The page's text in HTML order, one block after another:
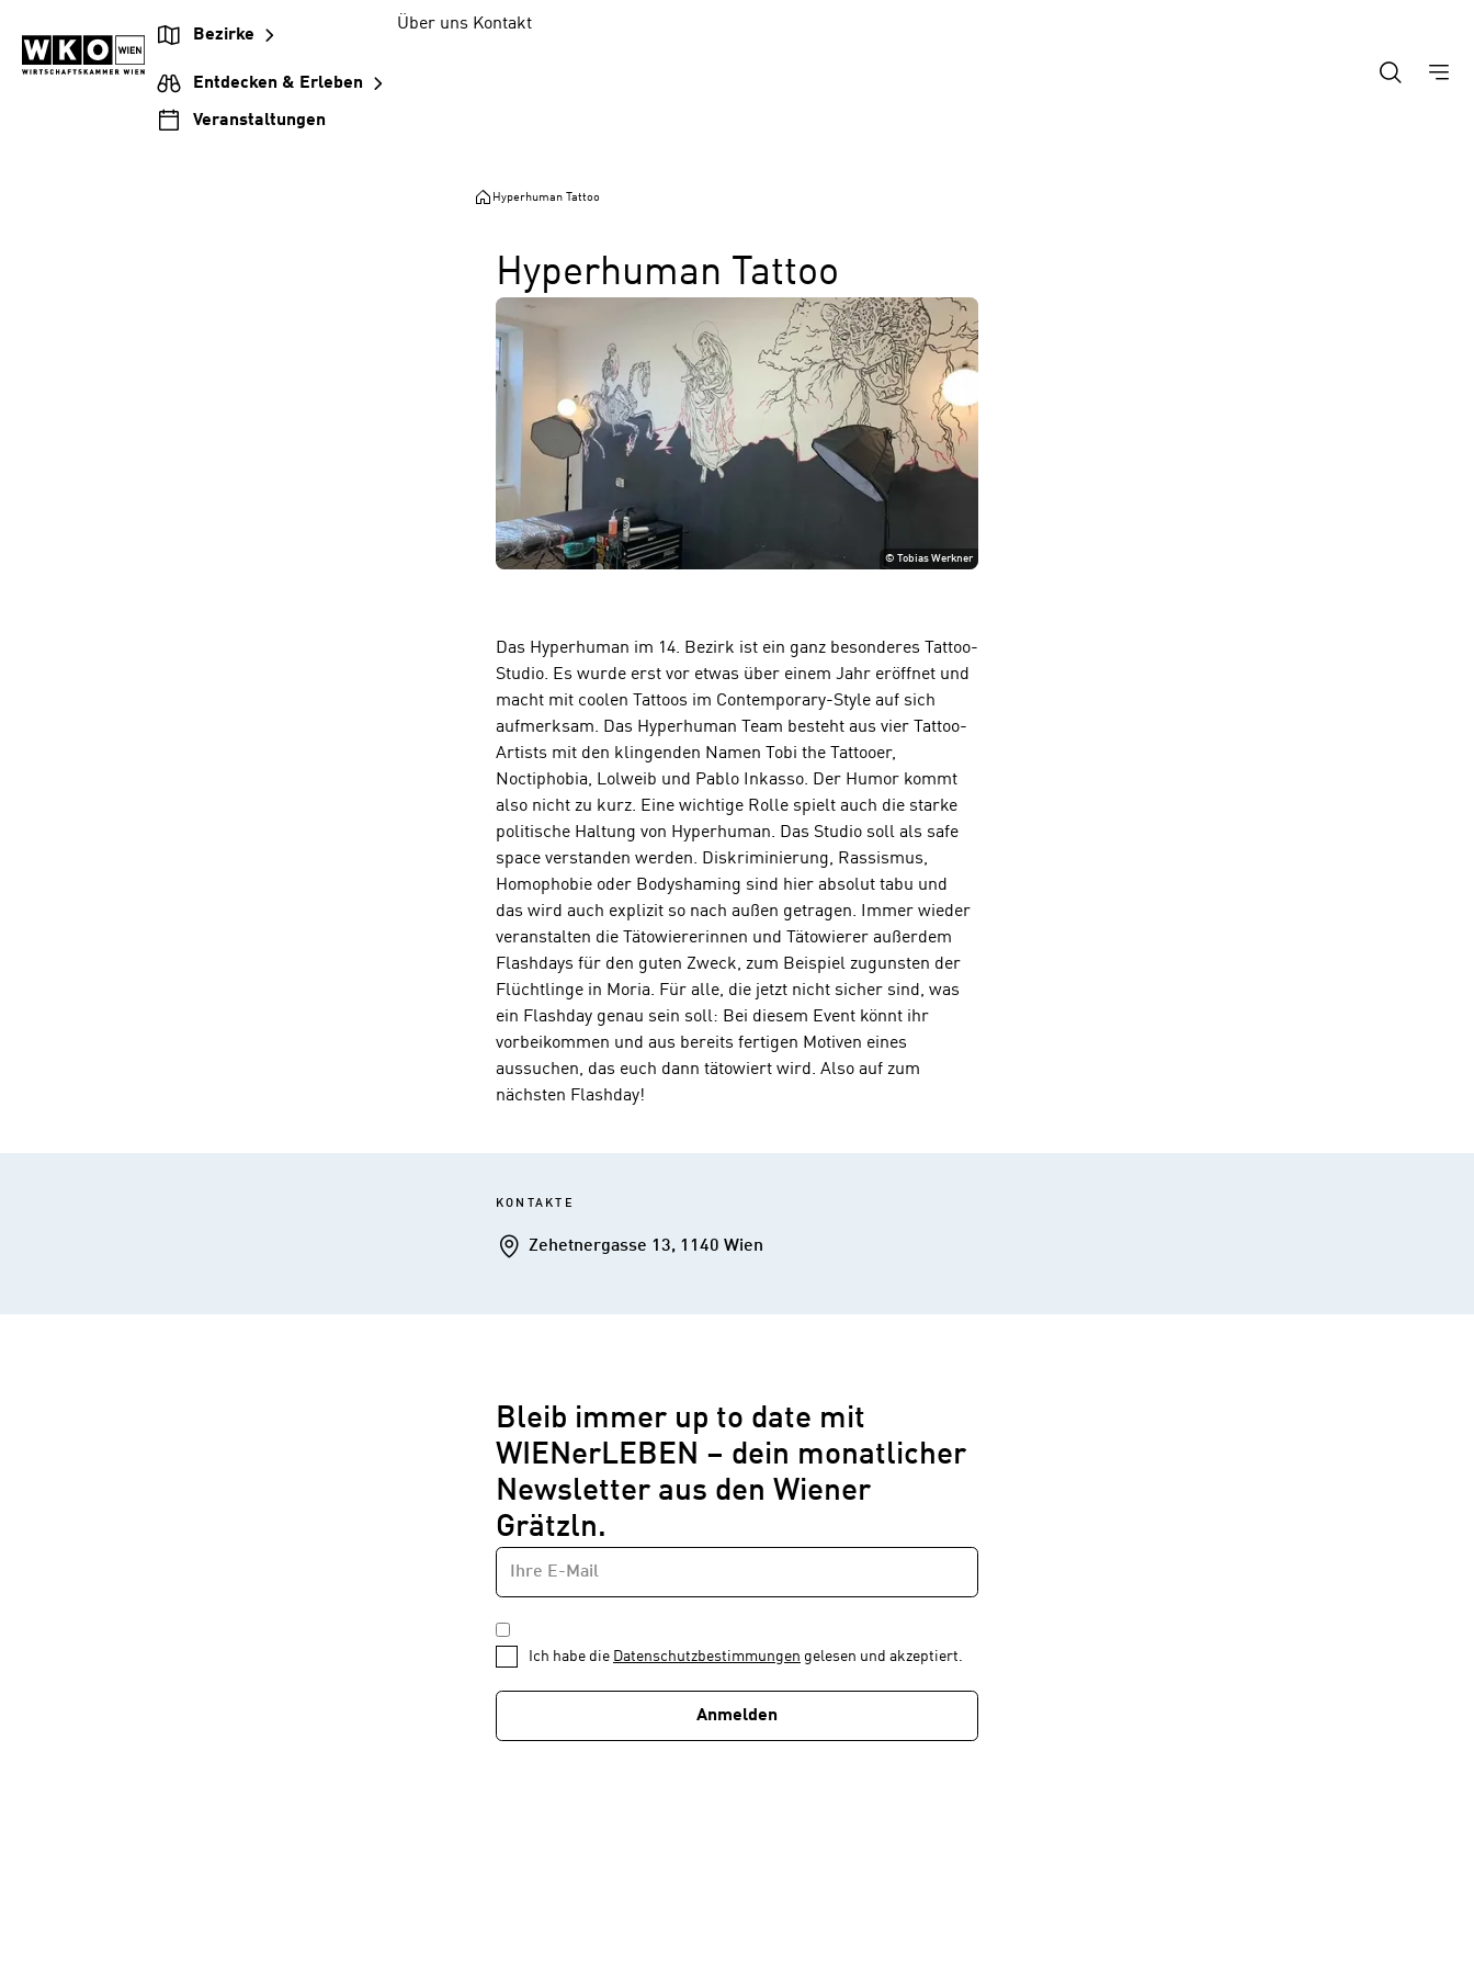
Inhalt
springen
Hauptnavigation
springen
Footer
springen
Bezirke
Entdecken & Erleben
Veranstaltungen
Über uns Kontakt
Hyperhuman Tattoo
Hyperhuman Tattoo
©Tobias Werkner
Das Hyperhuman im 14. Bezirk ist ein ganz besonderes Tattoo-
Studio. Es wurde erst vor etwas über einem Jahr eröffnet und
macht mit coolen Tattoos im Contemporary-Style auf sich
aufmerksam. Das Hyperhuman Team besteht aus vier Tattoo-
Artists mit den klingenden Namen Tobi the Tattooer,
Noctiphobia, Lolweib und Pablo Inkasso. Der Humor kommt
also nicht zu kurz. Eine wichtige Rolle spielt auch die starke
politische Haltung von Hyperhuman. Das Studio soll als safe
space verstanden werden. Diskriminierung, Rassismus,
Homophobie oder Bodyshaming sind hier absolut tabu und
das wird auch explizit so nach außen getragen. Immer wieder
veranstalten die Tätowiererinnen und Tätowierer außerdem
Flashdays für den guten Zweck, zum Beispiel zugunsten der
Flüchtlinge in Moria. Für alle, die jetzt nicht sicher sind, was
ein Flashday genau sein soll: Bei diesem Event könnt ihr
vorbeikommen und aus bereits fertigen Motiven eines
aussuchen, das euch dann tätowiert wird. Also auf zum
nächsten Flashday!
KONTAKTE
Addresse
Zehetnergasse 13, 1140 Wien
Bleib immer up to date mit
WIENerLEBEN – dein monatlicher
Newsletter aus den Wiener
Grätzln.
Newsletter
1
von
1
E-
MAIL-
ADRESSE
DATENSCHUTZBESTIMMUNGEN
*
Ich habe die Datenschutzbestimmungen gelesen und akzeptiert.
Anmelden